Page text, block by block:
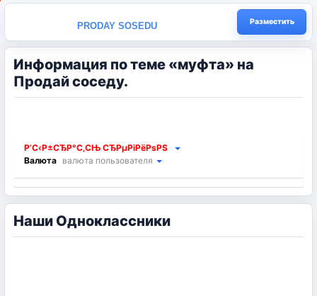
PRODAY SOSEDU Разместить
Информация по теме «муфта» на
Продай соседу.
Р’С‹Р±СЂР°С‚СЊ СЂРµРіРёРѕРЅ
Валюта валюта пользователя
Наши Одноклассники